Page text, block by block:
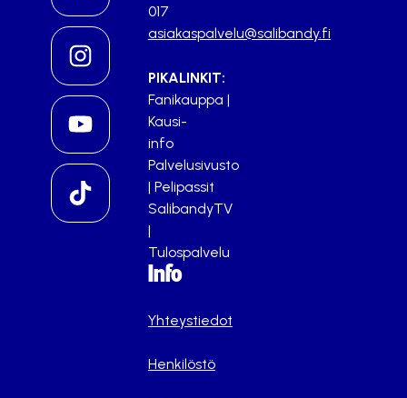
017
asiakaspalvelu@salibandy.fi
PIKALINKIT:
Fanikauppa |
Kausi-
info
Palvelusivusto
| Pelipassit
SalibandyTV
|
Tulospalvelu
Info
Yhteystiedot
Henkilöstö